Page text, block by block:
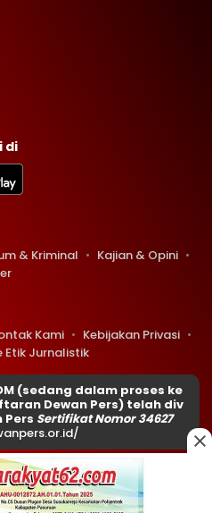
0 279
di
& Kriminal
Kajian & Opini
Kami
Kebijakan Privasi
Etik Jurnalistik
(sedang dalam proses ke
Dewan Pers) telah div
Pers Sertifikat Nomor 34627
All rights reserved.